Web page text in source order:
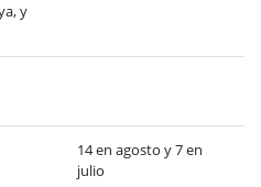
y
14 en agosto y 7 en
julio